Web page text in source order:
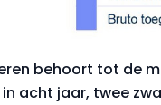
behoort tot de
acht jaar, twee